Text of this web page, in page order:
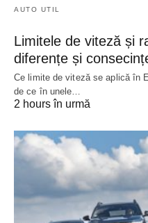
AUTO UTIL
Limitele de viteză și
diferențe și
Ce limite de viteză se aplică în
de ce în unele…
2 hours în urmă